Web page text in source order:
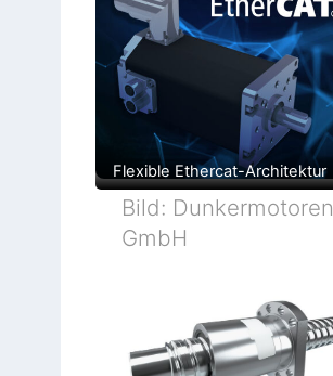
Flexible Ethercat-Architektur
Bild: Dunkermotoren
GmbH